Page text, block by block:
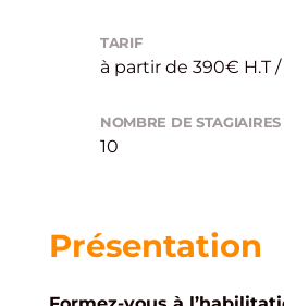
TARIF
à partir de 390€ H.T
NOMBRE DE
10
Présentation